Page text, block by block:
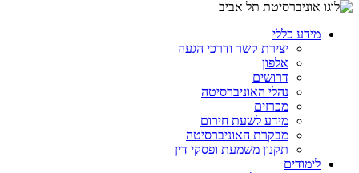
מידע כללי
יצירת קשר ודרכי הגעה
אלפון
דרושים
נהלי האוניברסיטה
מכרזים
מידע לשעת חירום
מבקרת האוניברסיטה
תקנון משמעת ופסקי דין
לימודים